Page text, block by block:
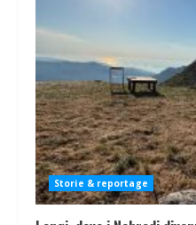
Storie & reportage